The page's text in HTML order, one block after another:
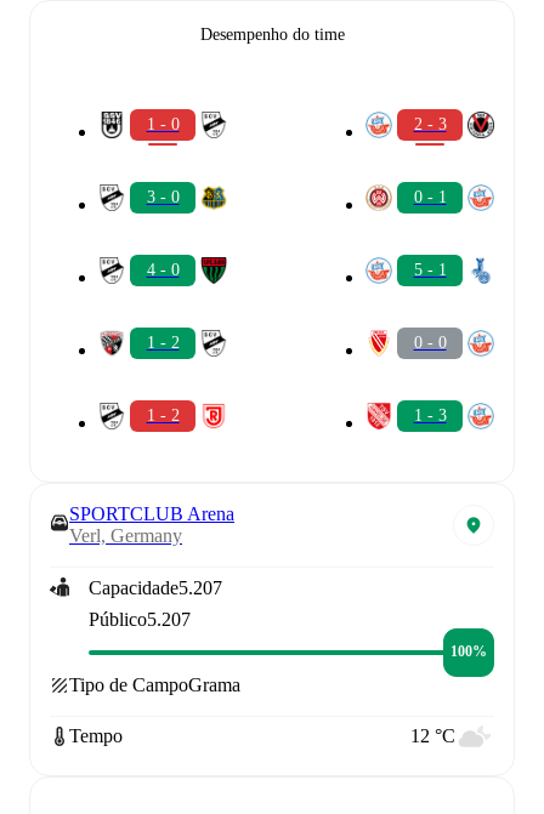
Desempenho do time
1 - 0
3 - 0
4 - 0
1 - 2
1 - 2
2 - 3
0 - 1
5 - 1
0 - 0
1 - 3
SPORTCLUB Arena
Verl, Germany
Capacidade5.207
Público5.207
100%
Tipo de CampoGrama
Tempo 12 °C